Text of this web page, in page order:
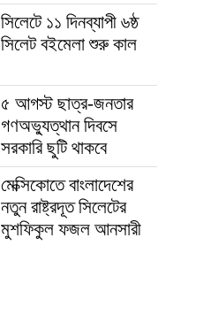
সিলেটে ১১ দিনব্যাপী ৬ষ্ঠ
সিলেট বইমেলা শুরু কাল
৫ আগস্ট ছাত্র-জনতার
গণঅভ্যুত্থান দিবসে
সরকারি ছুটি থাকবে
মেক্সিকোতে বাংলাদেশের
নতুন রাষ্ট্রদূত সিলেটের
মুশফিকুল ফজল আনসারী